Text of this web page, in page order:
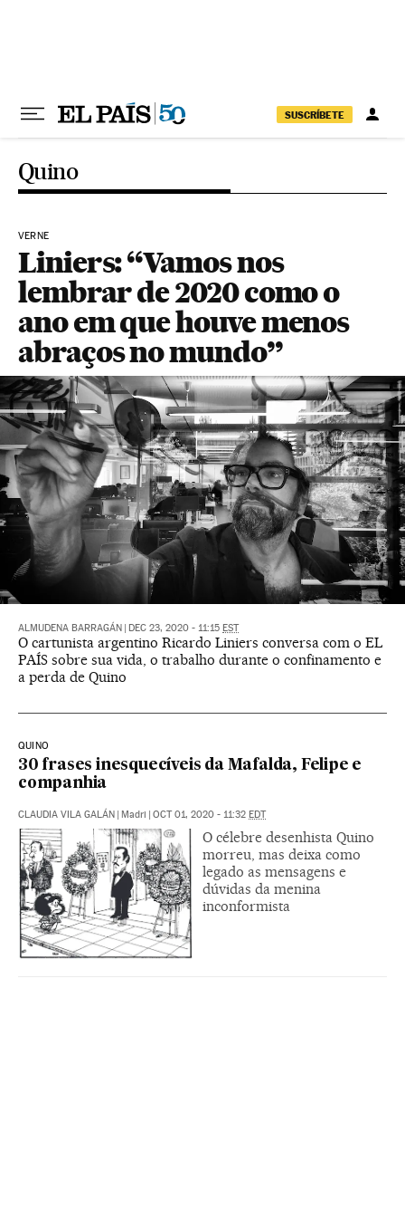
SUSCRÍBETE
Quino
VERNE
Liniers: “Vamos nos
lembrar de 2020 como o
ano em que houve menos
abraços no mundo”
ALMUDENA BARRAGÁN DEC 23, 2020 - 11:15 EST
O cartunista argentino Ricardo Liniers conversa com o EL
PAÍS sobre sua vida, o trabalho durante o confinamento e
a perda de Quino
QUINO
30 frases inesquecíveis da Mafalda, Felipe e
companhia
CLAUDIA VILA GALÁN Madri OCT 01, 2020 - 11:32 EDT
O célebre desenhista Quino
morreu, mas deixa como
legado as mensagens e
dúvidas da menina
inconformista